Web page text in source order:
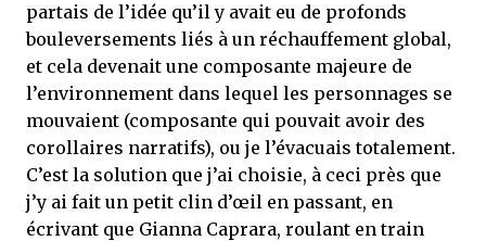
partais de l’idée qu’il y avait eu de profonds
bouleversements liés à un réchauffement global,
et cela devenait une composante majeure de
l’environnement dans lequel les personnages se
mouvaient (composante qui pouvait avoir des
corollaires narratifs), ou je l’évacuais totalement.
C’est la solution que j’ai choisie, à ceci près que
j’y ai fait un petit clin d’œil en passant, en
écrivant que Gianna Caprara, roulant en train